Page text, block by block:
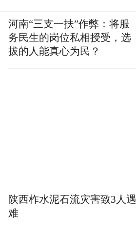
河南“三支一扶”作弊：将服
务民生的岗位私相授受，选
拔的人能真心为民？
陕西柞水泥石流灾害致3人遇
难